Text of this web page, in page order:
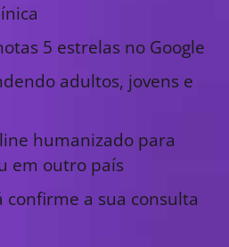
5 estrelas no Google
adultos, jovens e
humanizado para
em outro país
confirme a sua consulta